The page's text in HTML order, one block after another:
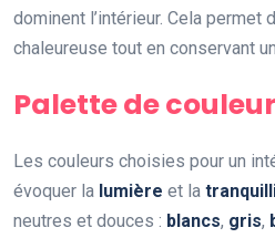
dominent l’intérieur. Cela permet
chaleureuse tout en conservant
Palette de
Les couleurs choisies pour un
évoquer la lumière et la
neutres et douces : blancs, gris,